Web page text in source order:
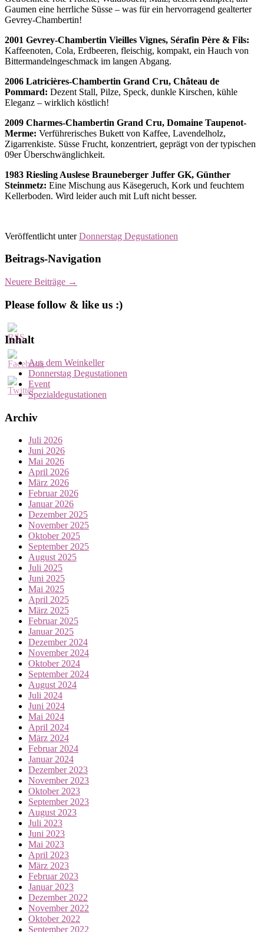
Gaumen eine herrliche Süsse – was für ein hervorragend gealterter
Gevrey-Chambertin!
2001 Gevrey-Chambertin Vieilles Vignes, Sérafin Père & Fils:
Kaffeenoten, Cola, Erdbeeren, fleischig, kompakt, ein Hauch von
Bittermandelngeschmack im langen Abgang.
2006 Latricières-Chambertin Grand Cru, Château de
Pommard: Dezent Stall, Pilze, Speck, dunkle Kirschen, kühle
Eleganz – wirklich köstlich!
2009 Charmes-Chambertin Grand Cru, Domaine Taupenot-
Merme: Verführerisches Bukett von Kaffee, Lavendelholz,
Zigarrenkiste. Süsse Frucht, konzentriert, geprägt von der typischen
09er Überschwänglichkeit.
1983 Riesling Auslese Brauneberger Juffer GK, Günther
Steinmetz: Eine Mischung aus Käsegeruch, Kork und feuchtem
Kellerboden. Wird leider auch mit Luft nicht besser.
Veröffentlicht unter Donnerstag Degustationen
Beitrags-Navigation
Neuere Beiträge →
Please follow & like us :)
Inhalt
Aus dem Weinkeller
Donnerstag Degustationen
Event
Spezialdegustationen
Archiv
Juli 2026
Juni 2026
Mai 2026
April 2026
März 2026
Februar 2026
Januar 2026
Dezember 2025
November 2025
Oktober 2025
September 2025
August 2025
Juli 2025
Juni 2025
Mai 2025
April 2025
März 2025
Februar 2025
Januar 2025
Dezember 2024
November 2024
Oktober 2024
September 2024
August 2024
Juli 2024
Juni 2024
Mai 2024
April 2024
März 2024
Februar 2024
Januar 2024
Dezember 2023
November 2023
Oktober 2023
September 2023
August 2023
Juli 2023
Juni 2023
Mai 2023
April 2023
März 2023
Februar 2023
Januar 2023
Dezember 2022
November 2022
Oktober 2022
September 2022